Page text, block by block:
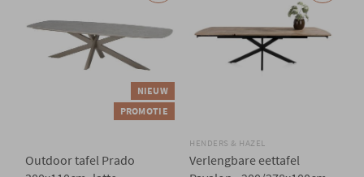
NIEUW
PROMOTIE
Outdoor tafel Prado
HENDERS & HAZEL
Verlengbare eettafel